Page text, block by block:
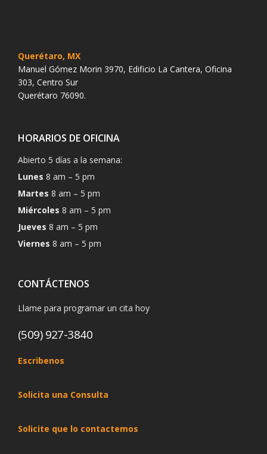
Querétaro, MX
Manuel Gómez Morin 3970, Edificio La Cantera, Oficina
303, Centro Sur
Querétaro 76090.
HORARIOS DE OFICINA
Abierto 5 días a la semana:
Lunes 8 am – 5 pm
Martes 8 am – 5 pm
Miércoles 8 am – 5 pm
Jueves 8 am – 5 pm
Viernes 8 am – 5 pm
CONTÁCTENOS
Llame para programar un cita hoy
(509) 927-3840
Escribenos
Solicita una Consulta
Solicite que lo contactemos